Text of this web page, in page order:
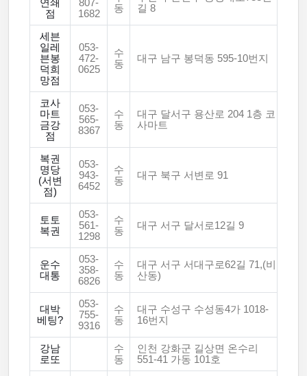
연쇄
점
807-
1682
동
길 8
세븐
일레
븐봉
덕희
망점
053-
472-
0625
수
동
대구 남구 봉덕동 595-10번지
코사
마트
금강
점
053-
565-
8367
수
동
대구 달서구 용산로 204 1층 코
사마트
복권
명당
(서변
점)
053-
943-
6452
수
동
대구 북구 서변로 91
토토
복권
053-
561-
1298
수
동
대구 서구 달서로12길 9
운수
대통
053-
358-
6826
수
동
대구 서구 서대구로62길 71,(비
산동)
대박
베팅?
053-
755-
9316
수
동
대구 수성구 수성동4가 1018-
16번지
강남
로또
수
동
인천 강화군 길상면 온수리
551-41 가동 101호